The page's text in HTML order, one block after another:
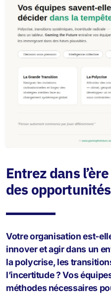
Entrez dans l’ère
des
Votre organisation est-
innover et agir dans un
la polycrise, les
l’incertitude ? Vos
méthodes nécessaires